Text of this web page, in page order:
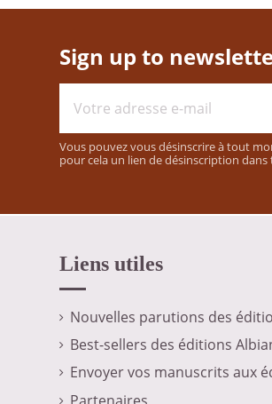
Sign up to
Vous pouvez vous désinscrire à tout
pour cela un lien de désinscription
Liens utiles
Nouvelles parutions des
Best-sellers des éditions
Envoyer vos manuscrits aux